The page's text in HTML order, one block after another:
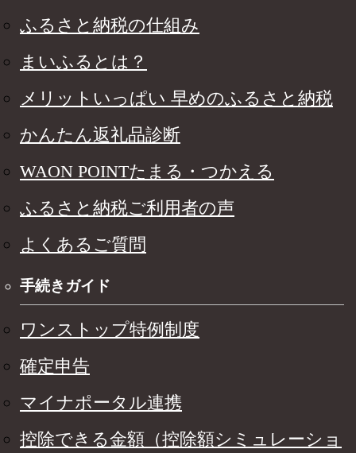
ふるさと納税の仕組み
まいふるとは？
メリットいっぱい 早めのふるさと納税
かんたん返礼品診断
WAON POINTたまる・つかえる
ふるさと納税ご利用者の声
よくあるご質問
手続きガイド
ワンストップ特例制度
確定申告
マイナポータル連携
控除できる金額（控除額シミュレーショ